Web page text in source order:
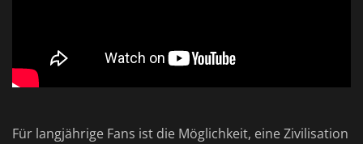
Für langjährige Fans ist die Möglichkeit, eine Zivilisation